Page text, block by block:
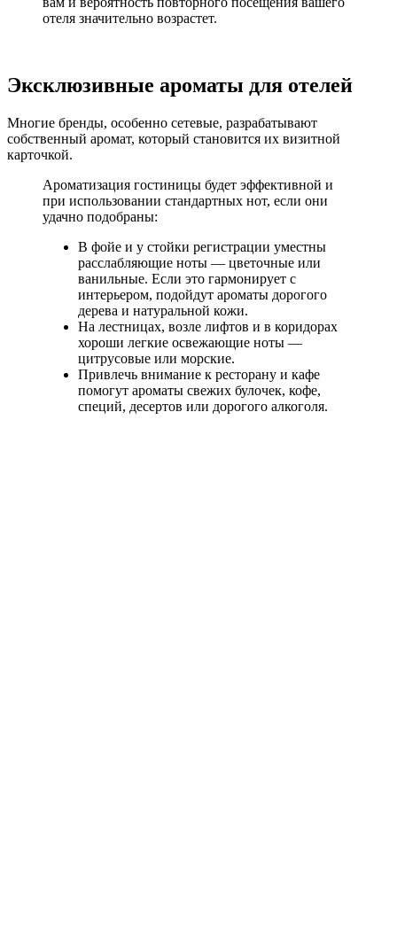
отеля значительно возрастет.
Эксклюзивные ароматы для отелей
Многие бренды, особенно сетевые, разрабатывают
собственный аромат, который становится их визитной
карточкой.
Ароматизация гостиницы будет эффективной и
при использовании стандартных нот, если они
удачно подобраны:
В фойе и у стойки регистрации уместны
расслабляющие ноты — цветочные или
ванильные. Если это гармонирует с
интерьером, подойдут ароматы дорогого
дерева и натуральной кожи.
На лестницах, возле лифтов и в коридорах
хороши легкие освежающие ноты —
цитрусовые или морские.
Привлечь внимание к ресторану и кафе
помогут ароматы свежих булочек, кофе,
специй, десертов или дорогого алкоголя.